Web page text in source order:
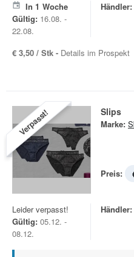
In 1 Woche
Gültig: 16.08. -
22.08.
Händler:
€ 3,50 / Stk - Details im Prospekt
Verpasst! Slips
Marke:
Preis:
Leider verpasst!
Gültig: 05.12. -
08.12.
Händler: